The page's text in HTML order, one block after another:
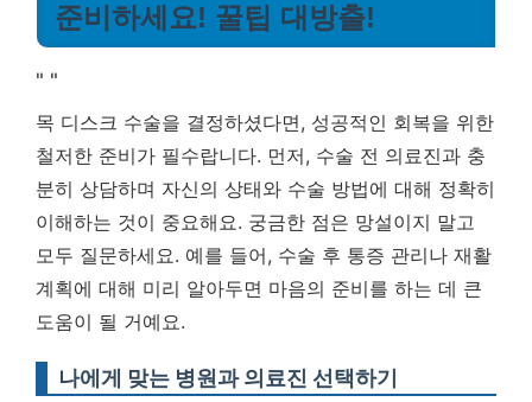
준비하세요! 꿀팁 대방출!
" "
목 디스크 수술을 결정하셨다면, 성공적인 회복을 위한
철저한 준비가 필수랍니다. 먼저, 수술 전 의료진과 충
분히 상담하며 자신의 상태와 수술 방법에 대해 정확히
이해하는 것이 중요해요. 궁금한 점은 망설이지 말고
모두 질문하세요. 예를 들어, 수술 후 통증 관리나 재활
계획에 대해 미리 알아두면 마음의 준비를 하는 데 큰
도움이 될 거예요.
나에게 맞는 병원과 의료진 선택하기